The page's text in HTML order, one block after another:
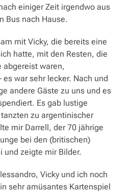
einiger Zeit irgendwo aus
Bus nach Hause.
mit Vicky, die bereits eine
hatte, mit den Resten, die
abgereist waren,
war sehr lecker. Nach und
andere Gäste zu uns und es
Es gab lustige
zu argentinischer
mir Darrell, der 70 jährige
bei den (britischen)
und zeigte mir Bilder.
Vicky und ich noch
sehr amüsantes Kartenspiel